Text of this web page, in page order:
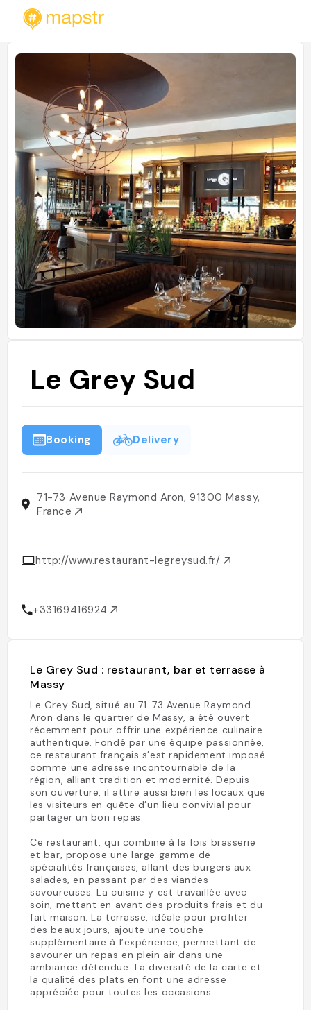
Le Grey Sud
Booking Delivery
71-73 Avenue Raymond Aron, 91300 Massy,
France
http://www.restaurant-legreysud.fr/
+33169416924
Le Grey Sud : restaurant, bar et terrasse à
Massy
Le Grey Sud, situé au 71-73 Avenue Raymond
Aron dans le quartier de Massy, a été ouvert
récemment pour offrir une expérience culinaire
authentique. Fondé par une équipe passionnée,
ce restaurant français s’est rapidement imposé
comme une adresse incontournable de la
région, alliant tradition et modernité. Depuis
son ouverture, il attire aussi bien les locaux que
les visiteurs en quête d’un lieu convivial pour
partager un bon repas.
Ce restaurant, qui combine à la fois brasserie
et bar, propose une large gamme de
spécialités françaises, allant des burgers aux
salades, en passant par des viandes
savoureuses. La cuisine y est travaillée avec
soin, mettant en avant des produits frais et du
fait maison. La terrasse, idéale pour profiter
des beaux jours, ajoute une touche
supplémentaire à l’expérience, permettant de
savourer un repas en plein air dans une
ambiance détendue. La diversité de la carte et
la qualité des plats en font une adresse
appréciée pour toutes les occasions.